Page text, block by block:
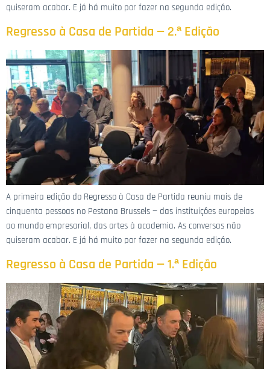
quiseram acabar. E já há muito por fazer na segunda edição.
Regresso à Casa de Partida — 2.ª Edição
A primeira edição do Regresso à Casa de Partida reuniu mais de
cinquenta pessoas no Pestana Brussels — das instituições europeias
ao mundo empresarial, das artes à academia. As conversas não
quiseram acabar. E já há muito por fazer na segunda edição.
Regresso à Casa de Partida — 1.ª Edição